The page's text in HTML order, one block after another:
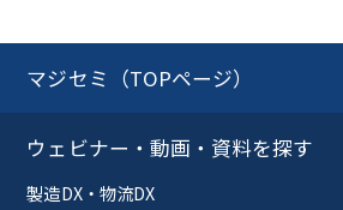
マジセミ（TOPページ）
ウェビナー・動画・資料を探す
製造DX・物流DX